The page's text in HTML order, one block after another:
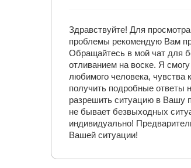
Здравствуйте! Для
проблемы рекомендую Вам
Обращайтесь в мой чат для
отливанием на воске. Я
любимого человека,
получить подробные ответы
разрешить ситуацию в Вашу
не бывает безвыходных
индивидуально!
Вашей ситуации!